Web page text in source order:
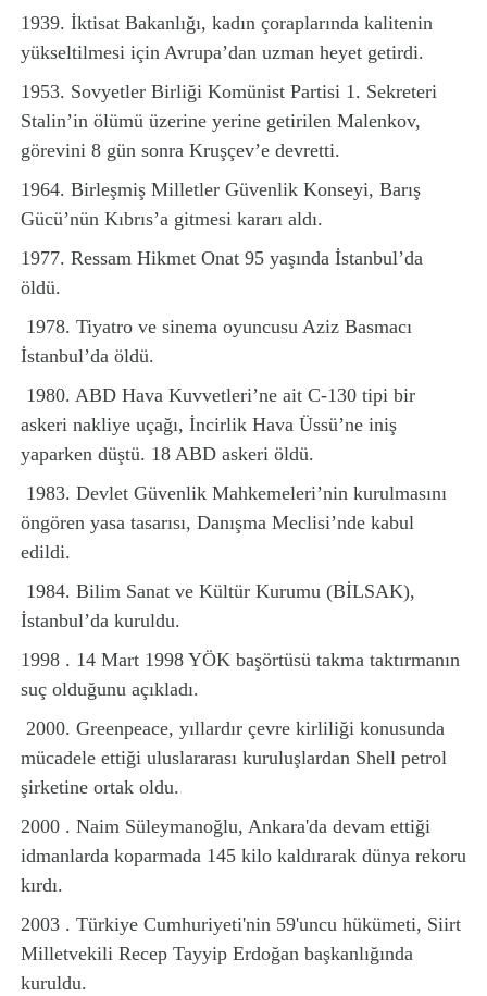
1939. İktisat Bakanlığı, kadın çoraplarında kalitenin
yükseltilmesi için Avrupa’dan uzman heyet getirdi.
1953. Sovyetler Birliği Komünist Partisi 1. Sekreteri
Stalin’in ölümü üzerine yerine getirilen Malenkov,
görevini 8 gün sonra Kruşçev’e devretti.
1964. Birleşmiş Milletler Güvenlik Konseyi, Barış
Gücü’nün Kıbrıs’a gitmesi kararı aldı.
1977. Ressam Hikmet Onat 95 yaşında İstanbul’da
öldü.
1978. Tiyatro ve sinema oyuncusu Aziz Basmacı
İstanbul’da öldü.
1980. ABD Hava Kuvvetleri’ne ait C-130 tipi bir
askeri nakliye uçağı, İncirlik Hava Üssü’ne iniş
yaparken düştü. 18 ABD askeri öldü.
1983. Devlet Güvenlik Mahkemeleri’nin kurulmasını
öngören yasa tasarısı, Danışma Meclisi’nde kabul
edildi.
1984. Bilim Sanat ve Kültür Kurumu (BİLSAK),
İstanbul’da kuruldu.
1998 . 14 Mart 1998 YÖK başörtüsü takma taktırmanın
suç olduğunu açıkladı.
2000. Greenpeace, yıllardır çevre kirliliği konusunda
mücadele ettiği uluslararası kuruluşlardan Shell petrol
şirketine ortak oldu.
2000 . Naim Süleymanoğlu, Ankara'da devam ettiği
idmanlarda koparmada 145 kilo kaldırarak dünya rekoru
kırdı.
2003 . Türkiye Cumhuriyeti'nin 59'uncu hükümeti, Siirt
Milletvekili Recep Tayyip Erdoğan başkanlığında
kuruldu.